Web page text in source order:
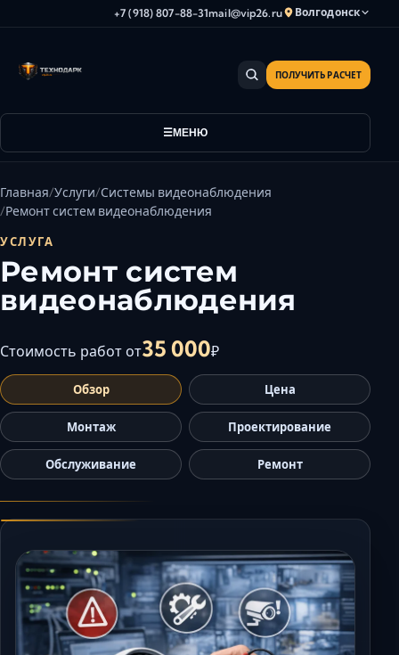
+7 (918) 807-88-31mail@vip26.ru Волгодонск
Анапа
Владикавказ
Керчь
Кисловодск
Краснодар
Майкоп
Минеральные
Назрань
Нальчик
Новороссийск
МЕНЮ
ПОЛУЧИТЬ РАСЧЕТ
Главная Услуги Системы видеонаблюдения
Ремонт систем видеонаблюдения
УСЛУГА
Ремонт систем
видеонаблюдения
Стоимость работ от35 000₽
Обзор Цена
Монтаж Проектирование
Обслуживание Ремонт